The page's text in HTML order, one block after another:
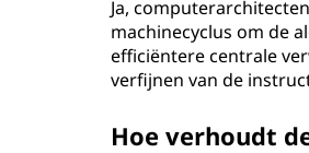
Ja,
machinecyclus om de
efficiëntere centrale
verfijnen van de
Hoe verhoudt